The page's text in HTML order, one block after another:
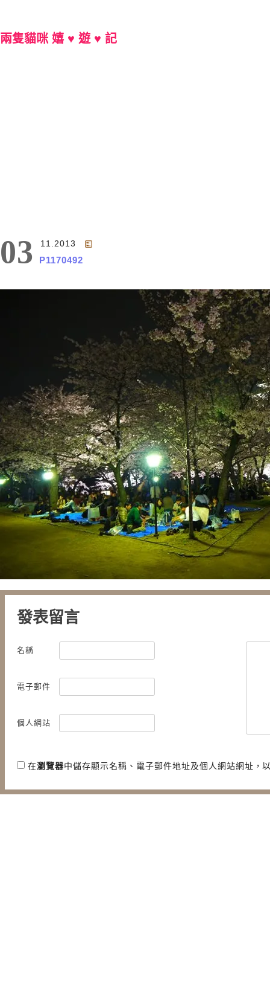
兩隻貓咪 嬉 ♥ 遊 ♥ 記
03 11.2013
P1170492
發表留言
名稱
電子郵件
個人網站
在瀏覽器中儲存顯示名稱、電子郵件地址及個人網站網址，